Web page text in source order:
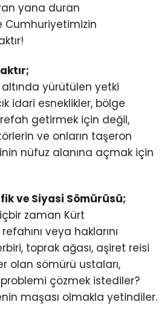
yana duran
Cumhuriyetimizin
yürütülen yetki
idari esneklikler, bölge
getirmek için değil,
ve onların taşeron
nüfuz alanına açmak için
ve Siyasi Sömürüsü;
zaman Kürt
veya haklarını
toprak ağası, aşiret reisi
olan sömürü ustaları,
çözmek istediler?
maşası olmakla yetindiler.